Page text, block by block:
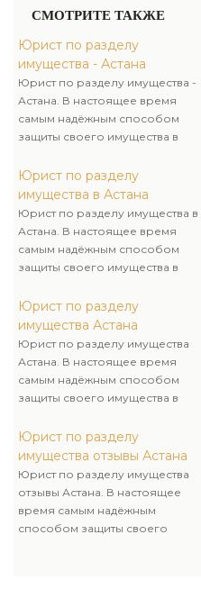
СМОТРИТЕ ТАКЖЕ
Юрист по разделу
имущества - Астана
Юрист по разделу имущества -
Астана. В настоящее время
самым надёжным способом
защиты своего имущества в
брачный контракт (договор).
Процесс оформления и
заключения брачного
контракта многие считают
демонстрацией корыстных
намерений, потому обычно
приходится осуществлять чрез
суд.
Юрист по разделу
имущества в Астана
Юрист по разделу имущества в
Астана. В настоящее время
самым надёжным способом
защиты своего имущества в
брачный контракт (договор).
Процесс оформления и
заключения брачного
контракта многие считают
демонстрацией корыстных
намерений, потому обычно
приходится осуществлять чрез
суд.
Юрист по разделу
имущества Астана
Юрист по разделу имущества
Астана. В настоящее время
самым надёжным способом
защиты своего имущества в
брачный контракт (договор).
Процесс оформления и
заключения брачного
контракта многие считают
демонстрацией корыстных
намерений, потому обычно
Юрист по разделу
имущества отзывы Астана
Юрист по разделу имущества
отзывы Астана. В настоящее
время самым надёжным
способом защиты своего